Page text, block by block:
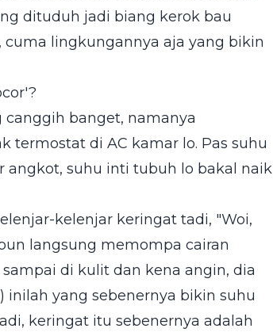
dituduh jadi biang kerok bau
cuma lingkungannya aja yang bikin
banget, namanya
termostat di AC kamar lo. Pas suhu
angkot, suhu inti tubuh lo bakal naik
kelenjar keringat tadi, "Woi,
langsung memompa cairan
di kulit dan kena angin, dia
inilah yang sebenernya bikin suhu
keringat itu sebenernya adalah